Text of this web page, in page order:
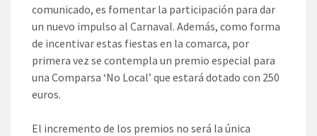
comunicado, es fomentar la participación para dar
un nuevo impulso al Carnaval. Además, como forma
de incentivar estas fiestas en la comarca, por
primera vez se contempla un premio especial para
una Comparsa ‘No Local’ que estará dotado con 250
euros.
El incremento de los premios no será la única